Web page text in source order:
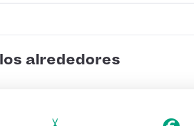
alrededores